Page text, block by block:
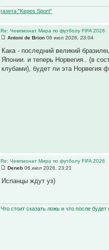
газета "Kepes Sport"
Re: Чемпионат Мира по футболу FIFA 2026
Antoni de Brion 06 июл 2026, 23:04
Кака - последний великий
Японии. и теперь Норвегия.. (в
клубами), будет ли эта Норвегия
Re: Чемпионат Мира по футболу FIFA 2026
Deneb 06 июл 2026, 23:21
Испанцы ждут уз)
Что стоит сказать ложь и что после будет